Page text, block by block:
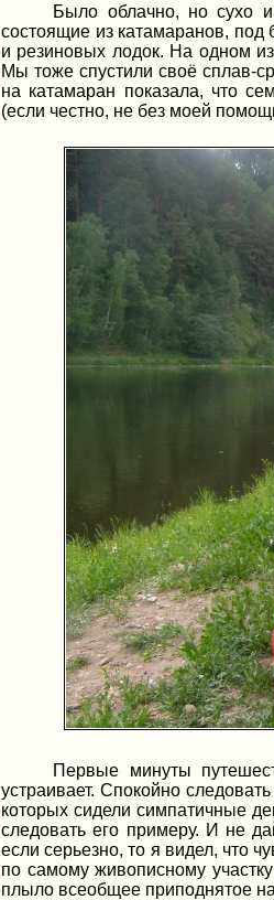
Было облачно, но сухо
состоящие из катамаранов, под
и резиновых лодок. На одном из
Мы тоже спустили своё сплав-
на катамаран показала, что
(если честно, не без моей
Первые минуты
устраивает. Спокойно
которых сидели симпатичные
следовать его примеру. И не
если серьезно, то я видел, что
по самому живописному
плыло всеобщее приподнятое